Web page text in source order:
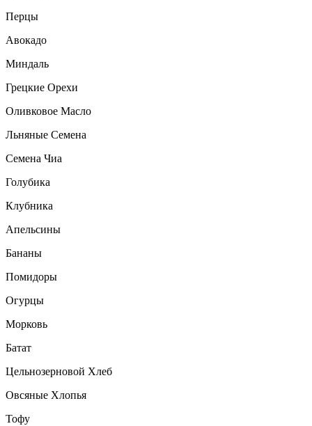
Перцы
Авокадо
Миндаль
Грецкие Орехи
Оливковое Масло
Льняные Семена
Семена Чиа
Голубика
Клубника
Апельсины
Бананы
Помидоры
Огурцы
Морковь
Батат
Цельнозерновой Хлеб
Овсяные Хлопья
Тофу